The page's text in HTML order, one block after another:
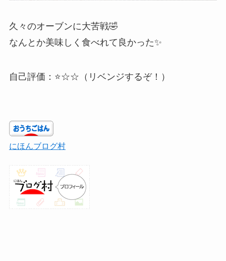
久々のオーブンに大苦戦🤣
なんとか美味しく食べれて良かった✨
自己評価：⭐☆☆（リベンジするぞ！）
にほんブログ村